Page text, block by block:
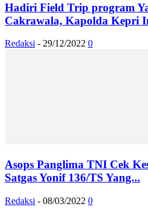
Hadiri Field Trip program
Cakrawala, Kapolda Kepri
Redaksi - 29/12/2022 0
Asops Panglima TNI Cek
Satgas Yonif 136/TS Yang...
Redaksi - 08/03/2022 0